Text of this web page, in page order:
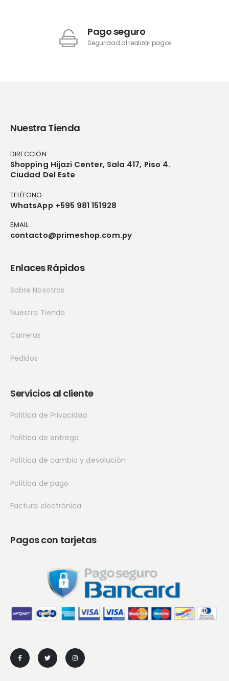
Pago seguro
Seguridad al realizar pagos
Nuestra Tienda
DIRECCIÓN
Shopping Hijazi Center, Sala 417, Piso 4.
Ciudad Del Este
TELÉFONO
WhatsApp +595 981 151928
EMAIL
contacto@primeshop.com.py
Enlaces Rápidos
Sobre Nosotros
Nuestra Tienda
Carreras
Pedidos
Servicios al cliente
Política de Privacidad
Política de entrega
Política de cambio y devolución
Política de pago
Factura electrónica
Pagos con tarjetas